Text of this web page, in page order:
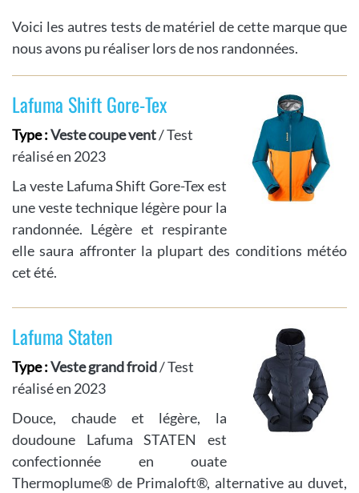
Voici les autres tests de matériel de cette marque que
nous avons pu réaliser lors de nos randonnées.
Lafuma Shift Gore-Tex
Type :Veste coupe vent/ Test
réalisé en 2023
La veste Lafuma Shift Gore-Tex est
une veste technique légère pour la
randonnée. Légère et respirante
elle saura affronter la plupart des conditions météo
cet été.
Lafuma Staten
Type :Veste grand froid/ Test
réalisé en 2023
Douce, chaude et légère, la
doudoune Lafuma STATEN est
confectionnée en ouate
Thermoplume® de Primaloft®, alternative au duvet,